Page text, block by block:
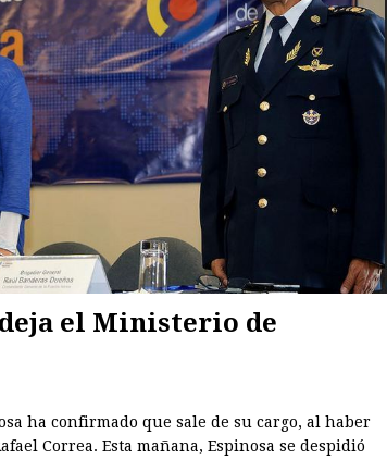
el Ministerio de
ha confirmado que sale de su cargo, al haber
Correa. Esta mañana, Espinosa se despidió